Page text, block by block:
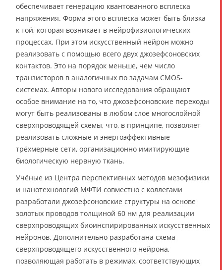
обеспечивает генерацию квантованного всплеска
напряжения. Форма этого всплеска может быть близка
к той, которая возникает в нейрофизиологических
процессах. При этом искусственный нейрон можно
реализовать с помощью всего двух джозефсоновских
контактов. Это на порядок меньше, чем число
транзисторов в аналогичных по задачам CMOS-
системах. Авторы нового исследования обращают
особое внимание на то, что джозефсоновские переходы
могут быть реализованы в любом слое многослойной
сверхпроводящей схемы, что, в принципе, позволяет
реализовать сложные и энергоэффективные
трёхмерные сети, организационно имитирующие
биологическую нервную ткань.
Учёные из Центра перспективных методов мезофизики
и нанотехнологий МФТИ совместно с коллегами
разработали джозефсоновские структуры на основе
золотых проводов толщиной 60 нм для реализации
сверхпроводящих биоинспирированных искусственных
нейронов. Дополнительно разработана схема
сверхпроводящего искусственного нейрона,
позволяющая работать в режимах, соответствующих